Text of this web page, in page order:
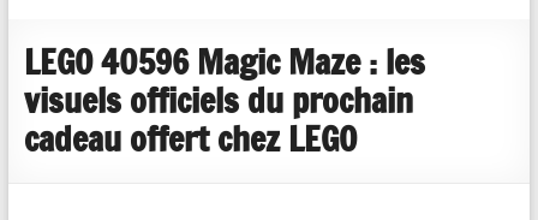
reviews
LEGO 40596 Magic Maze : les
visuels officiels du prochain
cadeau offert chez LEGO